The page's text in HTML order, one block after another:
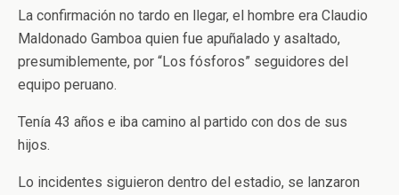
La confirmación no tardo en llegar, el hombre era Claudio
Maldonado Gamboa quien fue apuñalado y asaltado,
presumiblemente, por “Los fósforos” seguidores del
equipo peruano.
Tenía 43 años e iba camino al partido con dos de sus
hijos.
Lo incidentes siguieron dentro del estadio, se lanzaron